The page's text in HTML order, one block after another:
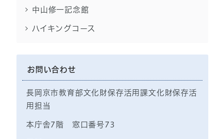
中山修一記念館
ハイキングコース
お問い合わせ
長岡京市教育部文化財保存活用課文化財保存活
用担当
本庁舎7階 窓口番号73